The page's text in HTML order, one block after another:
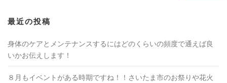
最近の投稿
身体のケアとメンテナンスするにはどのくらいの頻度で通えば良
いかお伝えします！
８月もイベントがある時期ですね！！さいたま市のお祭りや花火